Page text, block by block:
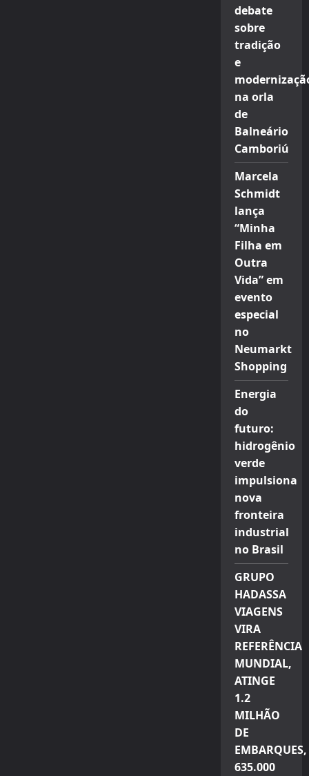
debate
sobre
tradição
e
na orla
de
Balneário
Camboriú
Marcela
Schmidt
lança
“Minha
Filha em
Outra
Vida” em
evento
especial
no
Neumarkt
Shopping
Energia
do
futuro:
hidrogênio
verde
impulsiona
nova
fronteira
industrial
no Brasil
GRUPO
HADASSA
VIAGENS
VIRA
REFERÊNCIA
MUNDIAL,
ATINGE
1.2
MILHÃO
DE
EMBARQUES,
635.000